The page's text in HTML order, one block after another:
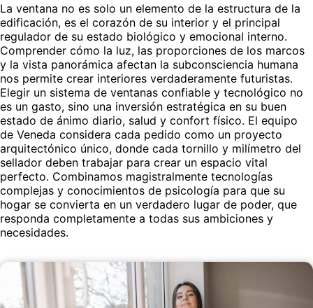
La ventana no es solo un elemento de la estructura de la
edificación, es el corazón de su interior y el principal
regulador de su estado biológico y emocional interno.
Comprender cómo la luz, las proporciones de los marcos
y la vista panorámica afectan la subconsciencia humana
nos permite crear interiores verdaderamente futuristas.
Elegir un sistema de ventanas confiable y tecnológico no
es un gasto, sino una inversión estratégica en su buen
estado de ánimo diario, salud y confort físico. El equipo
de Veneda considera cada pedido como un proyecto
arquitectónico único, donde cada tornillo y milímetro del
sellador deben trabajar para crear un espacio vital
perfecto. Combinamos magistralmente tecnologías
complejas y conocimientos de psicología para que su
hogar se convierta en un verdadero lugar de poder, que
responda completamente a todas sus ambiciones y
necesidades.